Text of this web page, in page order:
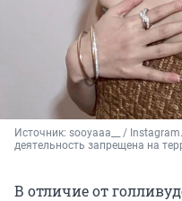
Источник: sooyaaa__ /
деятельность запрещена на
В отличие от